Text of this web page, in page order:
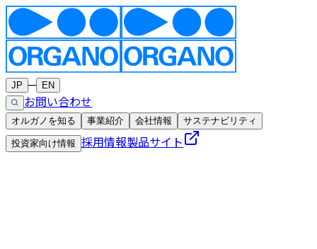
JP ─ EN
お問い合わせ
オルガノを知る 事業紹介 会社情報 サステナビリティ
投資家向け情報 採用情報製品サイト